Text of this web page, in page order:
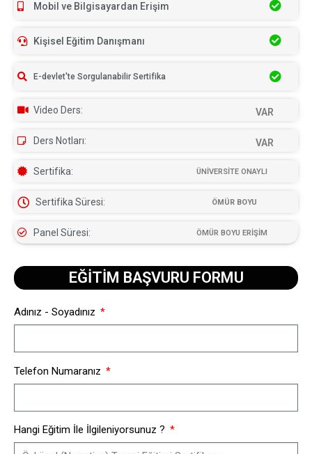
Mobil ve Bilgisayardan Erişim
Kişisel Eğitim Danışmanı
E-devlet'te Sorgulanabilir Sertifika
Video Ders: VAR
Ders Notları: VAR
Sertifika: ÜNİVERSİTE ONAYLI
Sertifika Süresi: ÖMÜR BOYU
Panel Süresi: ÖMÜR BOYU ERİŞİM
EĞİTİM BAŞVURU FORMU​
Adınız - Soyadınız
Telefon Numaranız
Hangi Eğitim İle İlgileniyorsunuz ?